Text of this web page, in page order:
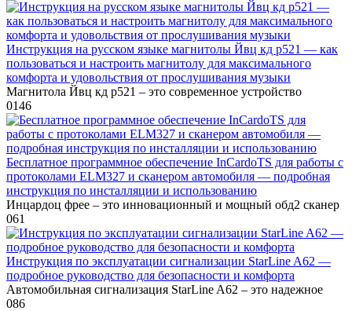
Инструкция на русском языке магнитолы Йвц кд р521 — как
пользоваться и настроить магнитолу для максимального
комфорта и удовольствия от прослушивания музыки
Магнитола Йвц кд р521 – это современное устройство
0146
Бесплатное программное обеспечение InCardoTS для работы с
протоколами ELM327 и сканером автомобиля — подробная
инструкция по инсталляции и использованию
Инцардоц фрее – это инновационный и мощный обд2 сканер
061
Инструкция по эксплуатации сигнализации StarLine A62 —
подробное руководство для безопасности и комфорта
Автомобильная сигнализация StarLine A62 – это надежное
086